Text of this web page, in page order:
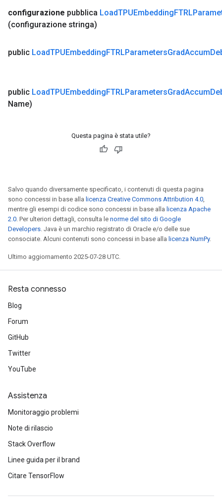
configurazione pubblica LoadTPUEmbedding
(configurazione stringa)
public LoadTPUEmbeddingFTRLParametersGradAccum
public LoadTPUEmbeddingFTRLParametersGradAccum
Name)
Questa pagina è stata utile?
Salvo quando diversamente specificato, i contenuti di questa pagina
sono concessi in base alla licenza Creative Commons Attribution 4.0,
mentre gli esempi di codice sono concessi in base alla licenza Apache
2.0. Per ulteriori dettagli, consulta le norme del sito di Google
Developers. Java è un marchio registrato di Oracle e/o delle sue
consociate. Alcuni contenuti sono concessi in base alla licenza NumPy.
Ultimo aggiornamento 2025-07-28 UTC.
Resta connesso
Blog
Forum
GitHub
Twitter
YouTube
Assistenza
Monitoraggio problemi
Note di rilascio
Stack Overflow
Linee guida per il brand
Citare TensorFlow